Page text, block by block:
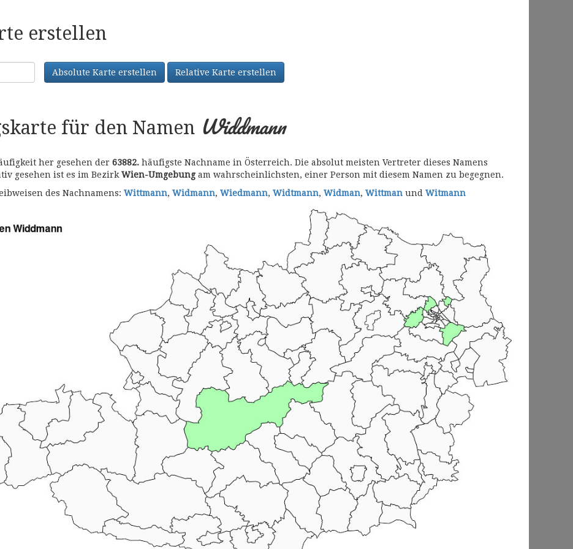
erstellen
Absolute Karte erstellen Relative Karte erstellen
für den Namen Widdmann
her gesehen der 63882. häufigste Nachname in Österreich. Die absolut meisten Vertreter dieses Namens
gesehen ist es im BezirkWien-Umgebung am wahrscheinlichsten, einer Person mit diesem Namen zu begegnen.
des Nachnamens: Wittmann, Widmann, Wiedmann, Widtmann, Widman, Wittman und Witmann